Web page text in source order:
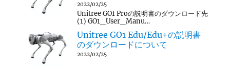
2022/02/25
Unitree GO1 Proの説明書のダウンロード先
(1) GO1_User_Manu…
Unitree GO1 Edu/Edu+の説明書
のダウンロードについて
2022/02/25